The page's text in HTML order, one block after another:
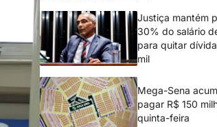
Justiça mantém
30% do salário
para quitar
mil
Mega-Sena
pagar R$ 150
quinta-feira